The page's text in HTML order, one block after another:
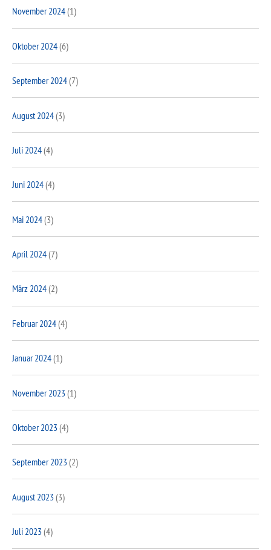
November 2024(1)
Oktober 2024(6)
September 2024(7)
August 2024(3)
Juli 2024(4)
Juni 2024(4)
Mai 2024(3)
April 2024(7)
März 2024(2)
Februar 2024(4)
Januar 2024(1)
November 2023(1)
Oktober 2023(4)
September 2023(2)
August 2023(3)
Juli 2023(4)